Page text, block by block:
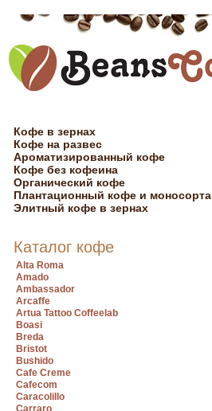
Кофе в зернах
Кофе на развес
Ароматизированный кофе
Кофе без кофеина
Органический кофе
Плантационный кофе и моносорта
Элитный кофе в зернах
Каталог кофе
Alta Roma
Amado
Ambassador
Arcaffe
Artua Tattoo Coffeelab
Boasi
Breda
Bristot
Bushido
Cafe Creme
Cafecom
Caracolillo
Carraro